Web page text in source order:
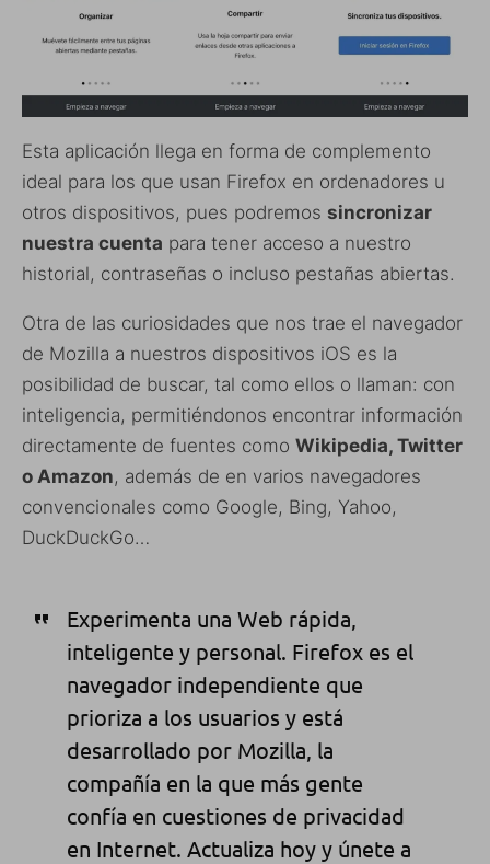
Esta aplicación llega en forma de complemento
ideal para los que usan Firefox en ordenadores u
otros dispositivos, pues podremos sincronizar
nuestra cuenta para tener acceso a nuestro
historial, contraseñas o incluso pestañas abiertas.
Otra de las curiosidades que nos trae el navegador
de Mozilla a nuestros dispositivos iOS es la
posibilidad de buscar, tal como ellos o llaman: con
inteligencia, permitiéndonos encontrar información
directamente de fuentes como Wikipedia, Twitter
o Amazon, además de en varios navegadores
convencionales como Google, Bing, Yahoo,
DuckDuckGo…
Experimenta una Web rápida,
inteligente y personal. Firefox es el
navegador independiente que
prioriza a los usuarios y está
desarrollado por Mozilla, la
compañía en la que más gente
confía en cuestiones de privacidad
en Internet. Actualiza hoy y únete a